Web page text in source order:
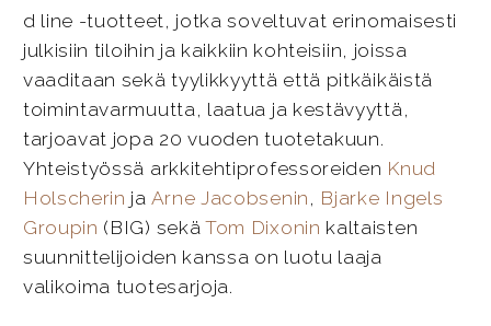
d line -tuotteet, jotka soveltuvat erinomaisesti
julkisiin tiloihin ja kaikkiin kohteisiin, joissa
vaaditaan sekä tyylikkyyttä että pitkäikäistä
toimintavarmuutta, laatua ja kestävyyttä,
tarjoavat jopa 20 vuoden tuotetakuun.
Yhteistyössä arkkitehtiprofessoreiden Knud
Holscherin ja Arne Jacobsenin , Bjarke Ingels
Groupin (BIG) sekä Tom Dixonin kaltaisten
suunnittelijoiden kanssa on luotu laaja
valikoima tuotesarjoja.